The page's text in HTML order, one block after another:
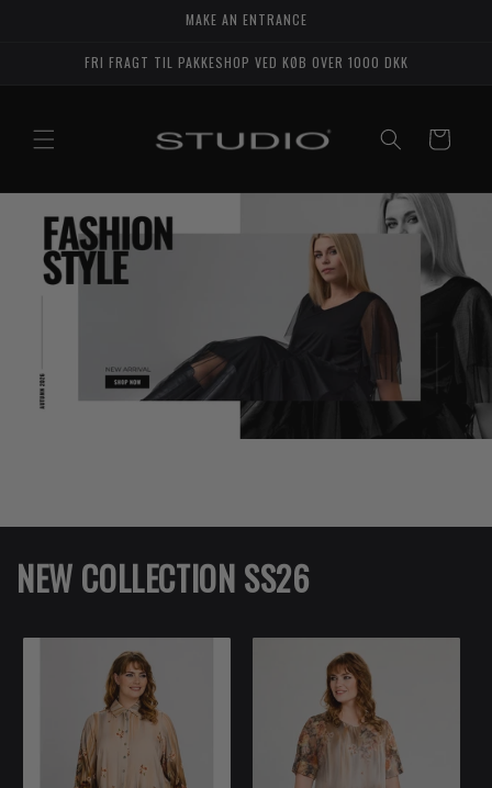
MAKE AN ENTRANCE
FRI FRAGT TIL PAKKESHOP VED KØB OVER 1000 DKK
Indkøbskurv
NEW COLLECTION SS26